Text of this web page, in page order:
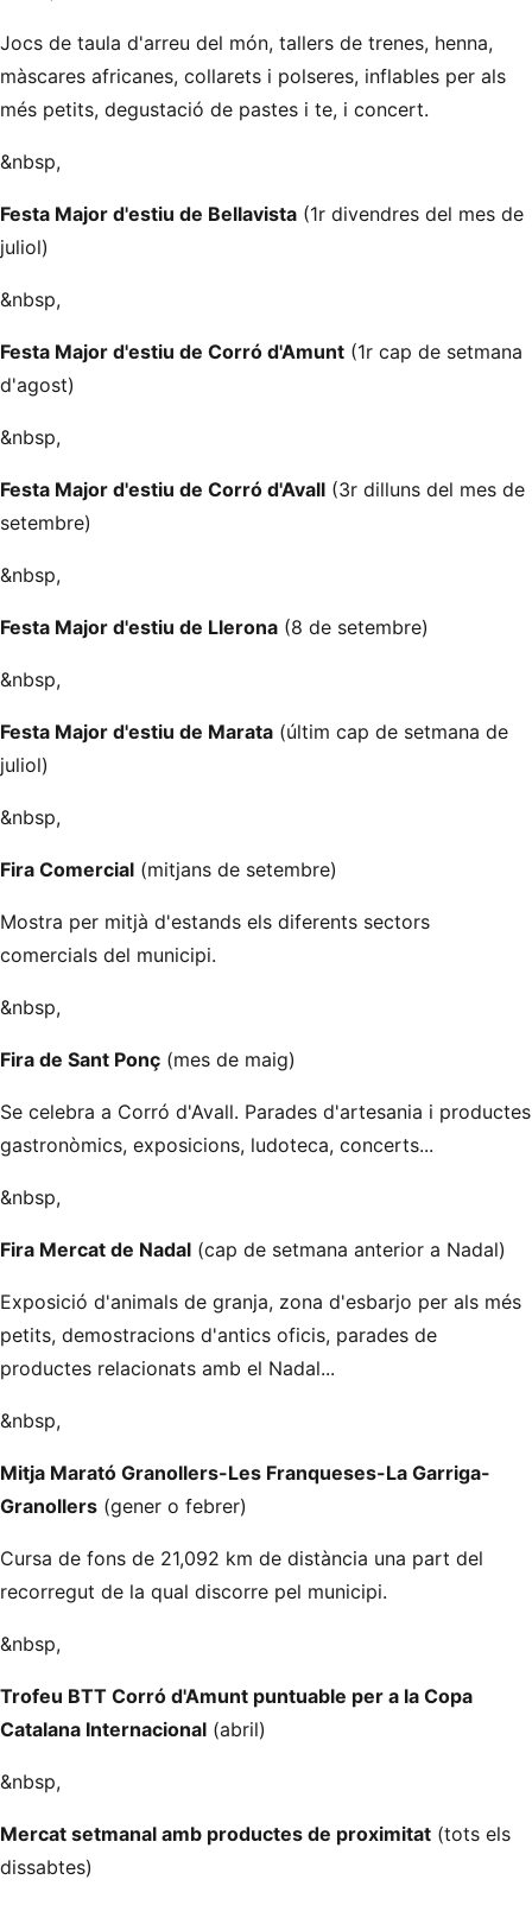
Jocs de taula d'arreu del món, tallers de trenes, henna,
màscares africanes, collarets i polseres, inflables per als
més petits, degustació de pastes i te, i concert.
&nbsp,
Festa Major d'estiu de Bellavista (1r divendres del mes de
juliol)
&nbsp,
Festa Major d'estiu de Corró d'Amunt (1r cap de setmana
d'agost)
&nbsp,
Festa Major d'estiu de Corró d'Avall (3r dilluns del mes de
setembre)
&nbsp,
Festa Major d'estiu de Llerona (8 de setembre)
&nbsp,
Festa Major d'estiu de Marata (últim cap de setmana de
juliol)
&nbsp,
Fira Comercial (mitjans de setembre)
Mostra per mitjà d'estands els diferents sectors
comercials del municipi.
&nbsp,
Fira de Sant Ponç (mes de maig)
Se celebra a Corró d'Avall. Parades d'artesania i productes
gastronòmics, exposicions, ludoteca, concerts...
&nbsp,
Fira Mercat de Nadal (cap de setmana anterior a Nadal)
Exposició d'animals de granja, zona d'esbarjo per als més
petits, demostracions d'antics oficis, parades de
productes relacionats amb el Nadal...
&nbsp,
Mitja Marató Granollers-Les Franqueses-La Garriga-
Granollers (gener o febrer)
Cursa de fons de 21,092 km de distància una part del
recorregut de la qual discorre pel municipi.
&nbsp,
Trofeu BTT Corró d'Amunt puntuable per a la Copa
Catalana Internacional (abril)
&nbsp,
Mercat setmanal amb productes de proximitat (tots els
dissabtes)